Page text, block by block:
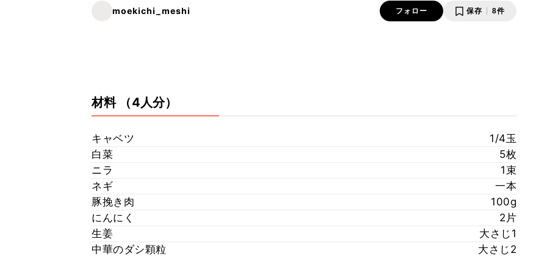
moekichi_meshi フォロー 保存 8件
材料 （4人分）
キャベツ
1/4玉
白菜
5枚
ニラ
1束
ネギ
一本
豚挽き肉
100g
にんにく
2片
生姜
大さじ1
中華のダシ顆粒
大さじ2